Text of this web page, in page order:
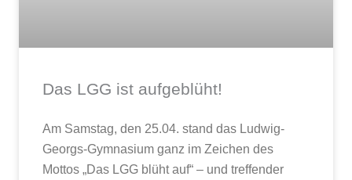
Das LGG ist aufgeblüht!
Am Samstag, den 25.04. stand das Ludwig-
Georgs-Gymnasium ganz im Zeichen des
Mottos „Das LGG blüht auf“ – und treffender